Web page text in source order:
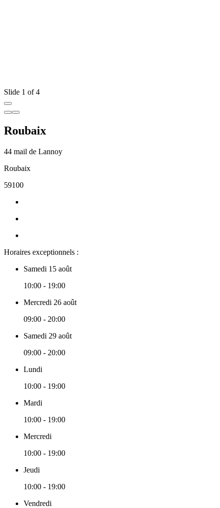
Slide 1 of 4
Roubaix
44 mail de Lannoy
Roubaix
59100
Horaires exceptionnels :
Samedi 15 août
10:00 - 19:00
Mercredi 26 août
09:00 - 20:00
Samedi 29 août
09:00 - 20:00
Lundi
10:00 - 19:00
Mardi
10:00 - 19:00
Mercredi
10:00 - 19:00
Jeudi
10:00 - 19:00
Vendredi